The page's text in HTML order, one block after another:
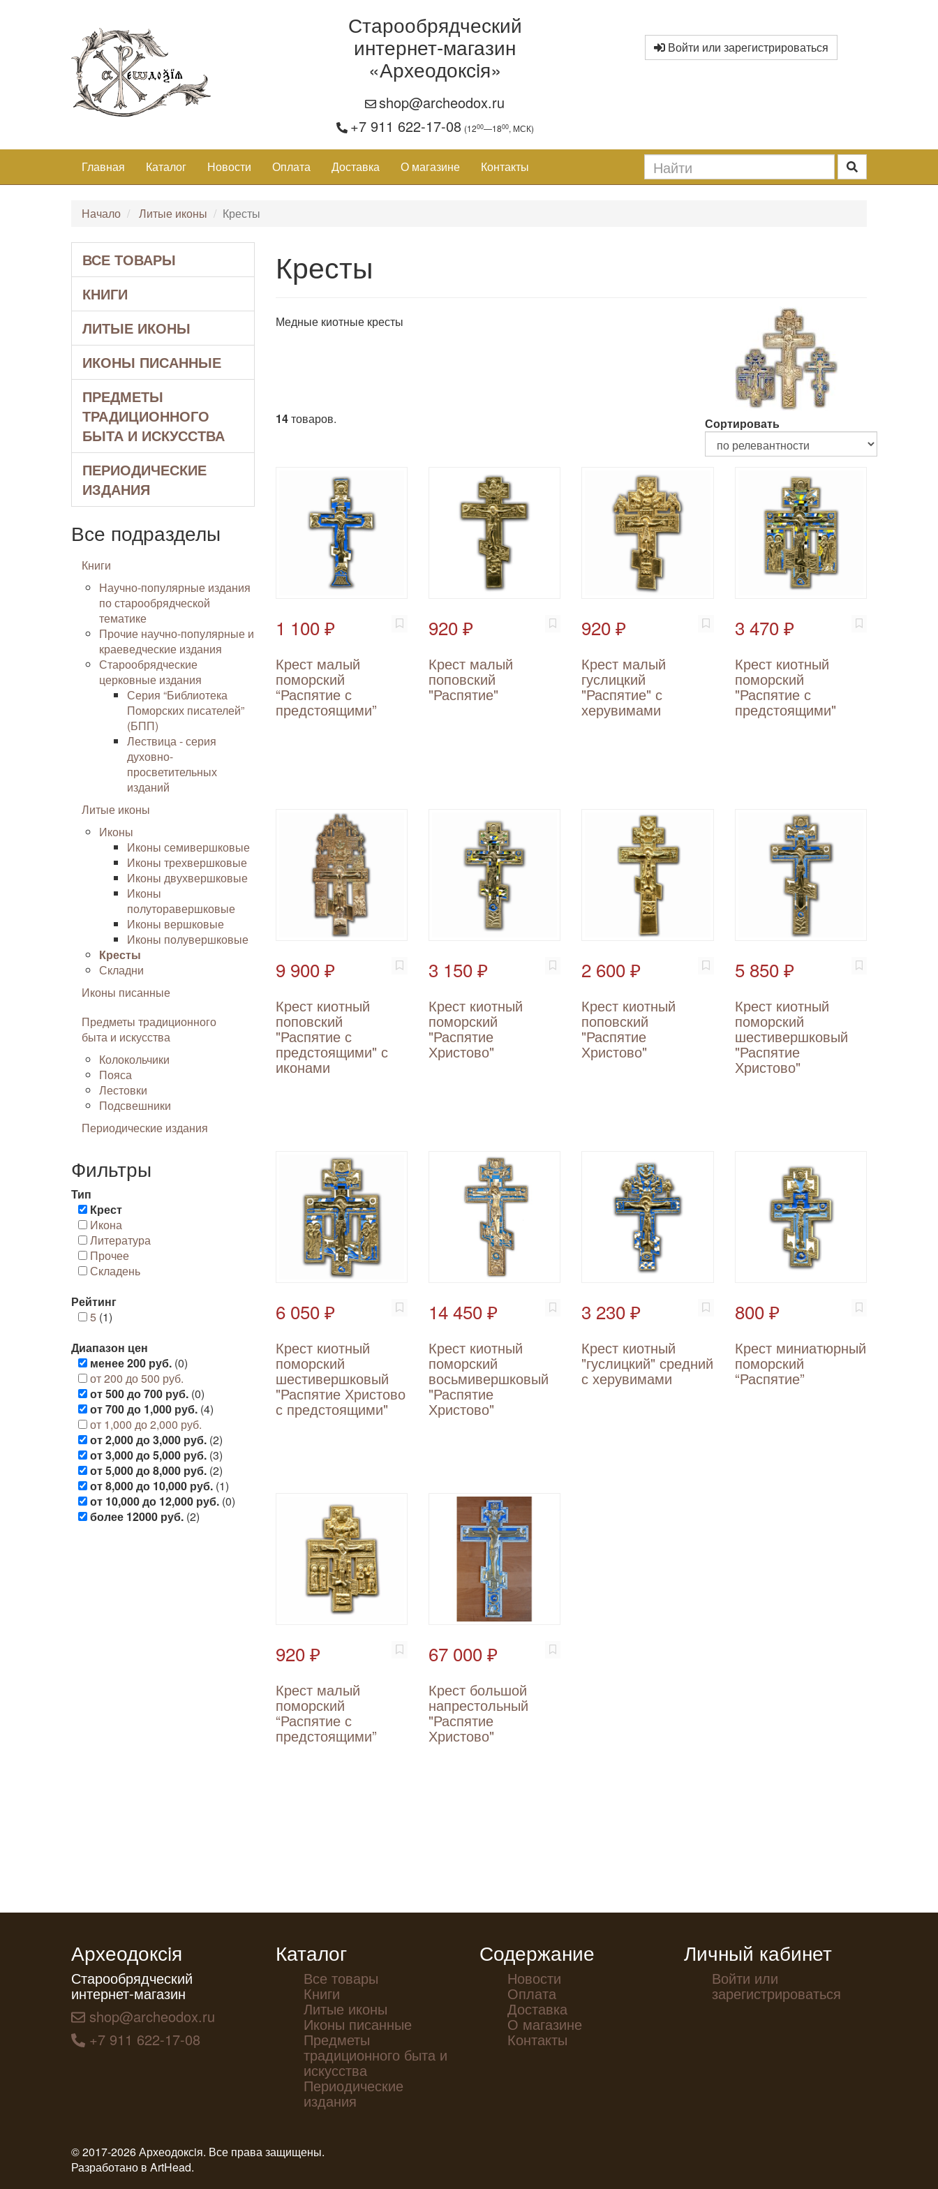
Старообрядческий
интернет-магазин
«Археодоксiя»
shop@archeodox.ru
+7 911 622-17-08 (1200—1800, МСК)
Войти или зарегистрироваться
Главная Каталог Новости Оплата Доставка О магазине Контакты
Начало Литые иконы Кресты
ВСЕ ТОВАРЫ
КНИГИ
ЛИТЫЕ ИКОНЫ
ИКОНЫ ПИСАННЫЕ
ПРЕДМЕТЫ
ТРАДИЦИОННОГО
БЫТА И ИСКУССТВА
ПЕРИОДИЧЕСКИЕ
ИЗДАНИЯ
Все подразделы
Книги
Научно-популярные издания
по старообрядческой
тематике
Прочие научно-популярные и
краеведческие издания
Старообрядческие
церковные издания
Серия “Библиотека
Поморских писателей”
(БПП)
Лествица - серия
духовно-
просветительных
изданий
Литые иконы
Иконы
Иконы семивершковые
Иконы трехвершковые
Иконы двухвершковые
Иконы
полуторавершковые
Иконы вершковые
Иконы полувершковые
Кресты
Складни
Иконы писанные
Предметы традиционного
быта и искусства
Колокольчики
Пояса
Лестовки
Подсвешники
Периодические издания
Фильтры
Тип
Крест
Икона
Литература
Прочее
Складень
Рейтинг
5 (1)
Диапазон цен
менее 200 руб. (0)
от 200 до 500 руб.
от 500 до 700 руб. (0)
от 700 до 1,000 руб. (4)
от 1,000 до 2,000 руб.
от 2,000 до 3,000 руб. (2)
от 3,000 до 5,000 руб. (3)
от 5,000 до 8,000 руб. (2)
от 8,000 до 10,000 руб. (1)
от 10,000 до 12,000 руб. (0)
более 12000 руб. (2)
Кресты
Медные киотные кресты
14товаров. Сортировать
1 100 ₽
Крест малый
поморский
“Распятие с
предстоящими”
920 ₽
Крест малый
поповский
"Распятие"
920 ₽
Крест малый
гуслицкий
"Распятие" с
херувимами
3 470 ₽
Крест киотный
поморский
"Распятие с
предстоящими"
9 900 ₽
Крест киотный
поповский
"Распятие с
предстоящими" с
иконами
3 150 ₽
Крест киотный
поморский
"Распятие
Христово"
2 600 ₽
Крест киотный
поповский
"Распятие
Христово"
5 850 ₽
Крест киотный
поморский
шестивершковый
"Распятие
Христово"
6 050 ₽
Крест киотный
поморский
шестивершковый
"Распятие Христово
с предстоящими"
14 450 ₽
Крест киотный
поморский
восьмивершковый
"Распятие
Христово"
3 230 ₽
Крест киотный
"гуслицкий" средний
с херувимами
800 ₽
Крест миниатюрный
поморский
“Распятие”
920 ₽
Крест малый
поморский
“Распятие с
предстоящими”
67 000 ₽
Крест большой
напрестольный
"Распятие
Христово"
Археодоксiя
Старообрядческий
интернет-магазин
shop@archeodox.ru
+7 911 622-17-08
Каталог
Все товары
Книги
Литые иконы
Иконы писанные
Предметы
традиционного быта и
искусства
Периодические
издания
Содержание
Новости
Оплата
Доставка
О магазине
Контакты
Личный кабинет
Войти или
зарегистрироваться
© 2017-2026 Археодоксiя. Все права защищены.
Разработано в ArtHead.